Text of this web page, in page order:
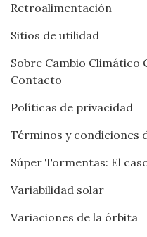
Retroalimentación
Sitios de utilidad
Sobre Cambio Climático
Contacto
Políticas de privacidad
Términos y condiciones
Súper Tormentas: El
Variabilidad solar
Variaciones de la órbita